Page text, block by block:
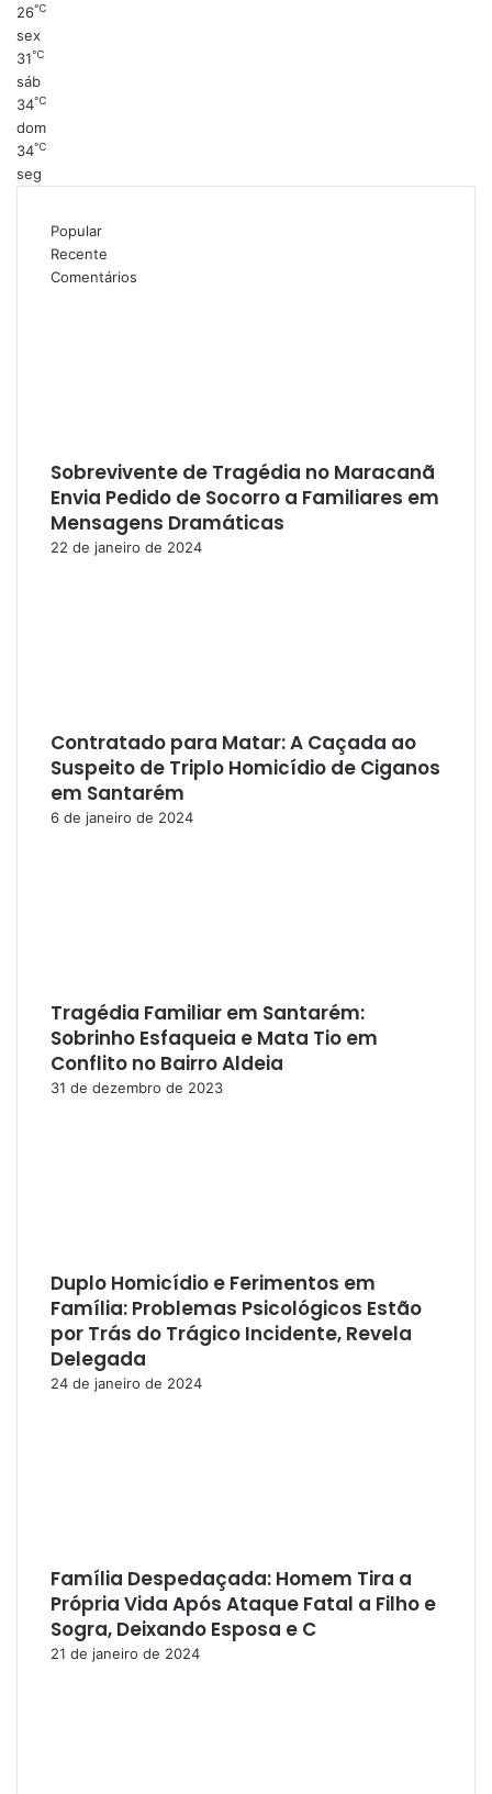
26℃
sex
31℃
sáb
34℃
dom
34℃
seg
Popular
Recente
Comentários
Sobrevivente de Tragédia no Maracanã
Envia Pedido de Socorro a Familiares em
Mensagens Dramáticas
22 de janeiro de 2024
Contratado para Matar: A Caçada ao
Suspeito de Triplo Homicídio de Ciganos
em Santarém
6 de janeiro de 2024
Tragédia Familiar em Santarém:
Sobrinho Esfaqueia e Mata Tio em
Conflito no Bairro Aldeia
31 de dezembro de 2023
Duplo Homicídio e Ferimentos em
Família: Problemas Psicológicos Estão
por Trás do Trágico Incidente, Revela
Delegada
24 de janeiro de 2024
Família Despedaçada: Homem Tira a
Própria Vida Após Ataque Fatal a Filho e
Sogra, Deixando Esposa e C
21 de janeiro de 2024